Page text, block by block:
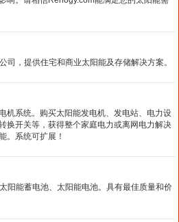
司，提供住宅和商业太阳能及存储解决方案。
机系统。购买太阳能发电机、发电站、电力设
换开关等，获得整个家庭电力或离网电力解决
。系统可扩展！
阳能蓄电池、太阳能电池。具有最佳质量和价